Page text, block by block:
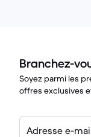
Branchez-
Soyez parmi les
offres exclusives
Adresse e-